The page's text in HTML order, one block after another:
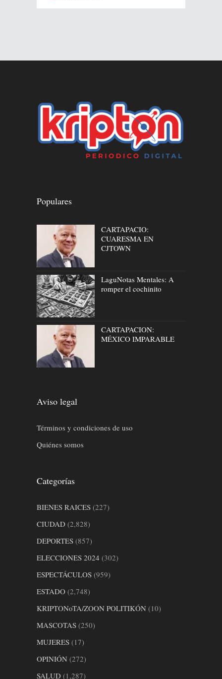
Populares
CARTAPACIO:
CUARESMA EN
CJTOWN
LaguNotas Mentales: A
romper el cochinito
CARTAPACION:
MÉXICO IMPARABLE
Aviso legal
Términos y condiciones de uso
Quiénes somos
Categorías
BIENES RAICES (227)
CIUDAD (2,828)
DEPORTES (857)
ELECCIONES 2024 (302)
ESPECTÁCULOS (959)
ESTADO (2,748)
KRIPTONoTA/ZOON POLITIKÓN (10)
MASCOTAS (250)
MUJERES (17)
OPINIÓN (272)
SALUD (1,287)